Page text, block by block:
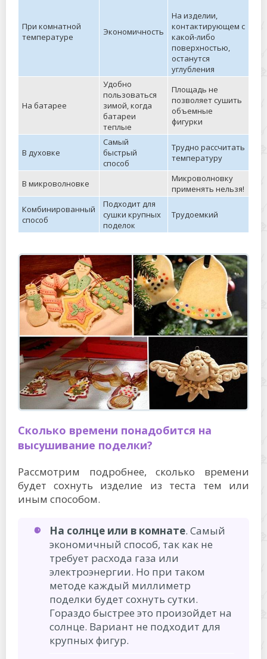
При комнатной
температуре
Экономичность
На изделии,
контактирующем с
какой-либо
поверхностью,
останутся
углубления
На батарее
Удобно
пользоваться
зимой, когда
батареи
теплые
Площадь не
позволяет сушить
объемные
фигурки
В духовке
Самый
быстрый
способ
Трудно рассчитать
температуру
В микроволновке
Микроволновку
применять нельзя!
Комбинированный
способ
Подходит для
сушки крупных
поделок
Трудоемкий
Сколько времени понадобится на
высушивание поделки?
Рассмотрим подробнее, сколько времени
будет сохнуть изделие из теста тем или
иным способом.
На солнце или в комнате. Самый
экономичный способ, так как не
требует расхода газа или
электроэнергии. Но при таком
методе каждый миллиметр
поделки будет сохнуть сутки.
Гораздо быстрее это произойдет на
солнце. Вариант не подходит для
крупных фигур.